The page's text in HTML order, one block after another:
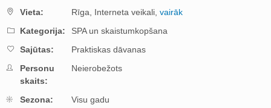
Vieta: Rīga, Interneta veikali, vairāk
Kategorija:
SPA un skaistumkopšana
Sajūtas:
Praktiskas dāvanas
Personu
skaits:
Neierobežots
Sezona:
Visu gadu